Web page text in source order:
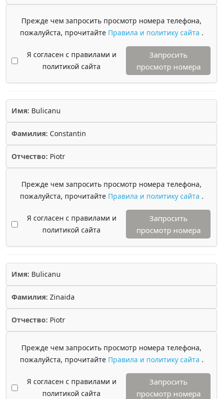
Прежде чем запросить просмотр номера телефона,
пожалуйста, прочитайте Правила и политику сайта .
Я согласен с правилами и
политикой сайта
Запросить
просмотр номера
Имя: Bulicanu
Фамилия: Constantin
Отчество: Piotr
Прежде чем запросить просмотр номера телефона,
пожалуйста, прочитайте Правила и политику сайта .
Я согласен с правилами и
политикой сайта
Запросить
просмотр номера
Имя: Bulicanu
Фамилия: Zinaida
Отчество: Piotr
Прежде чем запросить просмотр номера телефона,
пожалуйста, прочитайте Правила и политику сайта .
Я согласен с правилами и
политикой сайта
Запросить
просмотр номера